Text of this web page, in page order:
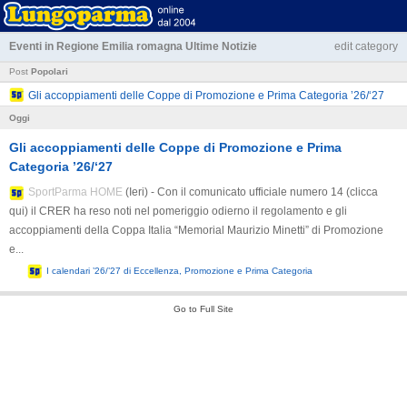
Eventi in Regione Emilia romagna Ultime Notizie edit category
Post Popolari
Gli accoppiamenti delle Coppe di Promozione e Prima Categoria ’26/‘27
Oggi
Gli accoppiamenti delle Coppe di Promozione e Prima
Categoria ’26/‘27
SportParma HOME (Ieri) - Con il comunicato ufficiale numero 14 (clicca
qui) il CRER ha reso noti nel pomeriggio odierno il regolamento e gli
accoppiamenti della Coppa Italia “Memorial Maurizio Minetti” di Promozione
e...
I calendari ’26/’27 di Eccellenza, Promozione e Prima Categoria
Go to Full Site